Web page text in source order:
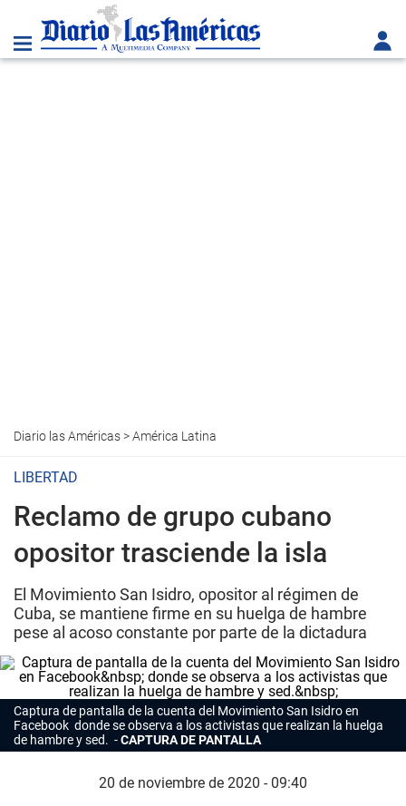
Diario las Américas>América Latina
LIBERTAD
Reclamo de grupo cubano
opositor trasciende la isla
El Movimiento San Isidro, opositor al régimen de
Cuba, se mantiene firme en su huelga de hambre
pese al acoso constante por parte de la dictadura
Captura de pantalla de la cuenta del Movimiento San Isidro en
Facebook donde se observa a los activistas que realizan la huelga
de hambre y sed.
CAPTURA DE PANTALLA
20 de noviembre de 2020 - 09:40